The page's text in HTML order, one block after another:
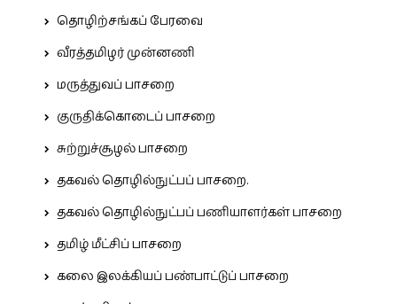
தொழிற்சங்கப் பேரவை
வீரத்தமிழர் முன்னணி
மருத்துவப் பாசறை
குருதிக்கொடைப் பாசறை
சுற்றுச்சூழல் பாசறை
தகவல் தொழில்நுட்பப் பாசறை.
தகவல் தொழில்நுட்பப் பணியாளர்கள் பாசறை
தமிழ் மீட்சிப் பாசறை
கலை இலக்கியப் பண்பாட்டுப் பாசறை